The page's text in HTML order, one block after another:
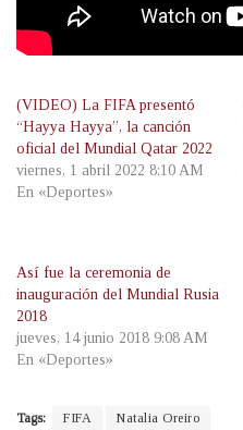
(VIDEO) La FIFA presentó
“Hayya Hayya”, la canción
oficial del Mundial Qatar 2022
viernes, 1 abril 2022 8:10 AM
En «Deportes»
Así fue la ceremonia de
inauguración del Mundial Rusia
2018
jueves, 14 junio 2018 9:08 AM
En «Deportes»
Tags: FIFA Natalia Oreiro